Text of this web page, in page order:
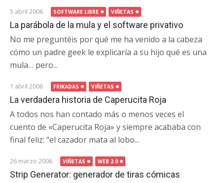
5 abril 2006 SOFTWARE LIBRE VIÑETAS
La parábola de la mula y el software privativo
No me preguntéis por qué me ha venido a la cabeza
cómo un padre geek le explicaría a su hijo qué es una
mula… pero...
1 abril 2006 FRIKADAS VIÑETAS
La verdadera historia de Caperucita Roja
A todos nos han contado más o menos veces el
cuento de «Caperucita Roja» y siempre acababa con
final feliz: “el cazador mata al lobo...
26 marzo 2006 VIÑETAS WEB 2.0
Strip Generator: generador de tiras cómicas